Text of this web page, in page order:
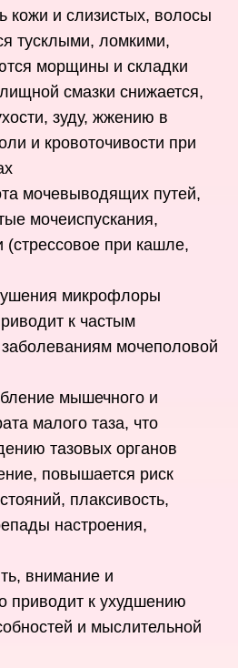
кожи и слизистых, волосы
тусклыми, ломкими,
морщины и складки
смазки снижается,
зуду, жжению в
и кровоточивости при
мочевыводящих путей,
мочеиспускания,
при кашле,
микрофлоры
к частым
мочеполовой
мышечного и
малого таза, что
тазовых органов
повышается риск
плаксивость,
настроения,
внимание и
приводит к ухудшению
и мыслительной